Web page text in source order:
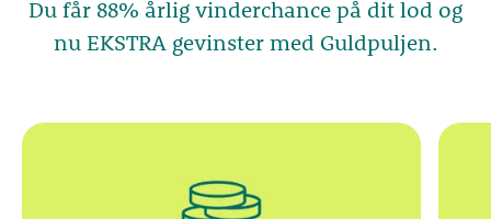
Du får 88% årlig vinderchance på dit lod og
nu EKSTRA gevinster med Guldpuljen.